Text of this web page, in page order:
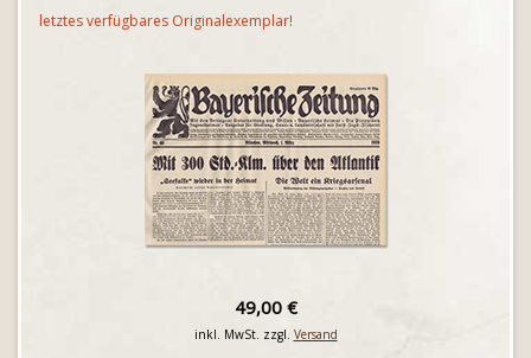
letztes verfügbares Originalexemplar!
49,00 €
inkl. MwSt. zzgl. Versand